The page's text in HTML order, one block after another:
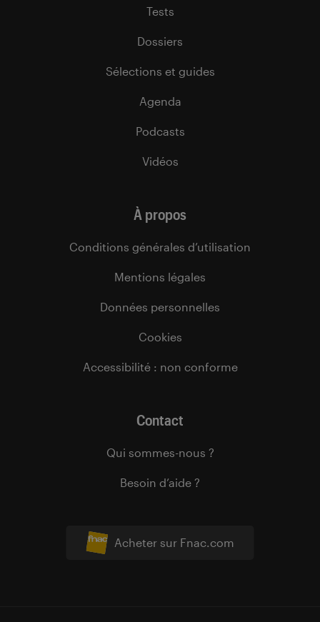
Acheter sur Fnac.com
Tests
Dossiers
Sélections et guides
Agenda
Podcasts
Vidéos
À propos
Conditions générales d’utilisation
Mentions légales
Données personnelles
Cookies
Accessibilité : non conforme
Contact
Qui sommes-nous ?
Besoin d’aide ?